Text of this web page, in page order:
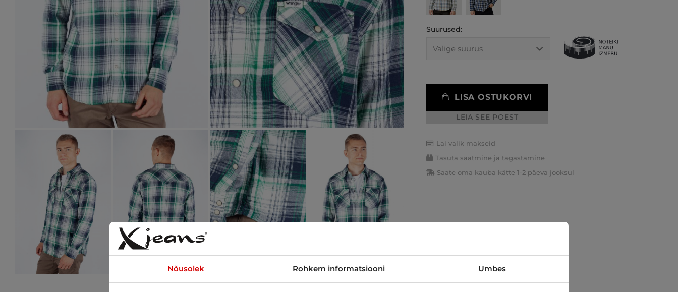
Suurused:
LISA OSTUKORVI
LEIA SEE POEST
Lai valik makseid
Tasuta saatmine ja tagastamine
Saate oma kauba kätte 1-2 päeva jooksul
Nõusolek Rohkem informatsiooni Umbes